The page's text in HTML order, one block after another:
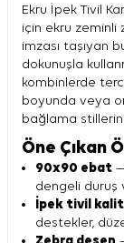
Ekru İpek Tivil
için ekru zeminli
imzası taşıyan
dokunuşla
kombinlerde
boyunda veya
bağlama
Öne Çıkan
90x90 ebat
dengeli duruş
İpek tivil
destekler,